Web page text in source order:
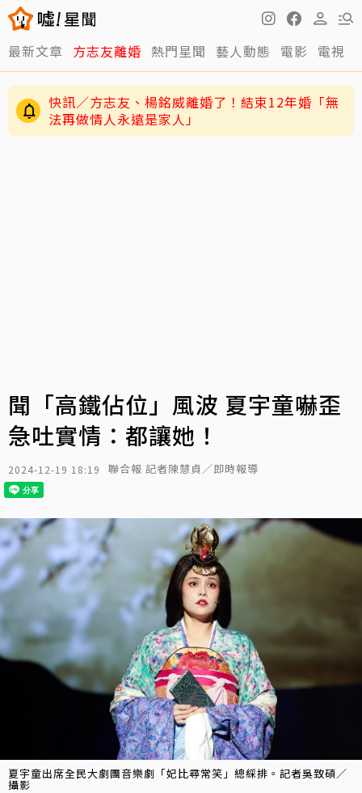
最新文章 方志友離婚 熱門星聞 藝人動態 電影 電視
12年婚姻走到盡頭早有跡象？楊銘威、方志友過
去婚姻裂痕一次看
聞「高鐵佔位」風波 夏宇童嚇歪
急吐實情：都讓她！
2024-12-19 18:19 聯合報 記者陳慧貞／即時報導
夏宇童出席全民大劇團音樂劇「妃比尋常笑」總綵排。記者吳致碩／
攝影